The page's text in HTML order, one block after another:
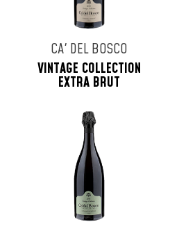
CA' DEL BOSCO
VINTAGE COLLECTION
EXTRA BRUT